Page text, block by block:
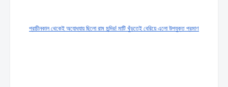
প্রাচীনকাল থেকেই অযোধ্যায় ছিলো রাম মন্দির! মাটি খুঁড়তেই বেরিয়ে এলো উপযুক্ত প্রমাণ